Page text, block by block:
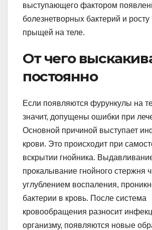
выступающего фактором
болезнетворных бактерий и
прыщей на теле.
От чего
постоянно
Если появляются фурункулы на
значит, допущены ошибки при
Основной причиной выступает
крови. Это происходит при
вскрытии гнойника.
прокалывание гнойного стержня
углублением воспаления,
бактерии в кровь. После система
кровообращения разносит
организму, появляются новые